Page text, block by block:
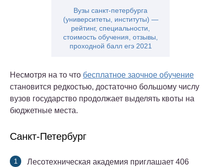
Вузы санкт-петербурга
(университеты, институты) —
рейтинг, специальности,
стоимость обучения, отзывы,
проходной балл егэ 2021
Несмотря на то что бесплатное заочное обучение
становится редкостью, достаточно большому числу
вузов государство продолжает выделять квоты на
бюджетные места.
Санкт-Петербург
Лесотехническая академия приглашает 406